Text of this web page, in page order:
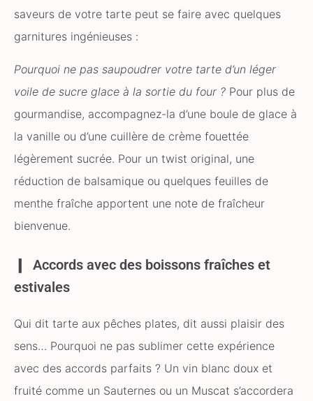
saveurs de votre tarte peut se faire avec quelques
garnitures ingénieuses :
Pourquoi ne pas saupoudrer votre tarte d’un léger
voile de sucre glace à la sortie du four ? Pour plus de
gourmandise, accompagnez-la d’une boule de glace à
la vanille ou d’une cuillère de crème fouettée
légèrement sucrée. Pour un twist original, une
réduction de balsamique ou quelques feuilles de
menthe fraîche apportent une note de fraîcheur
bienvenue.
Accords avec des boissons fraîches et
estivales
Qui dit tarte aux pêches plates, dit aussi plaisir des
sens… Pourquoi ne pas sublimer cette expérience
avec des accords parfaits ? Un vin blanc doux et
fruité comme un Sauternes ou un Muscat s’accordera